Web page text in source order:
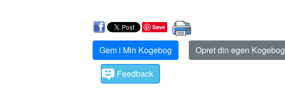
Save
Gem i Min Kogebog Opret din egen Kogebog
Feedback